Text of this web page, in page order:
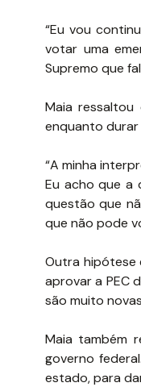
“Eu vou
votar uma
Supremo que
Maia
enquanto
“A minha
Eu acho que a
questão que
que não pode
Outra hipótese
aprovar a PEC
são muito
Maia também
governo
estado, para